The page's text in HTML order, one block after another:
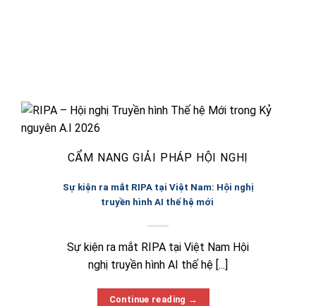
CẨM NANG GIẢI PHÁP HỘI NGHỊ
Sự kiện ra mắt RIPA tại Việt Nam: Hội nghị
truyền hình AI thế hệ mới
Sự kiện ra mắt RIPA tại Việt Nam Hội
nghị truyền hình AI thế hệ [...]
Continue reading →